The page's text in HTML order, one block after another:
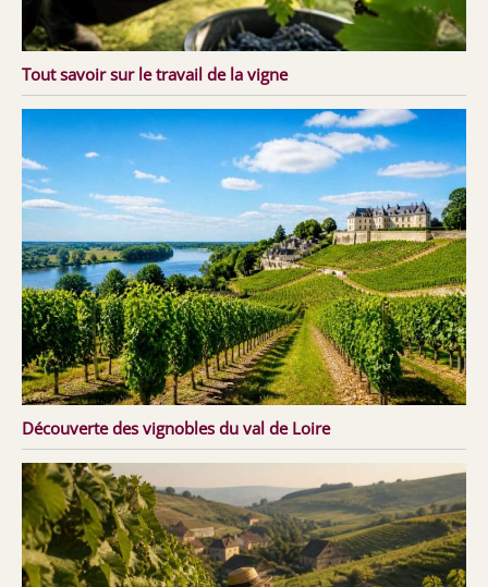
Tout savoir sur le travail de la vigne
Découverte des vignobles du val de Loire